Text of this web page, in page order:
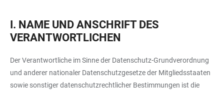
I. NAME UND ANSCHRIFT DES
VERANTWORTLICHEN
Der Verantwortliche im Sinne der Datenschutz-Grundverordnung
und anderer nationaler Datenschutzgesetze der Mitgliedsstaaten
sowie sonstiger datenschutzrechtlicher Bestimmungen ist die